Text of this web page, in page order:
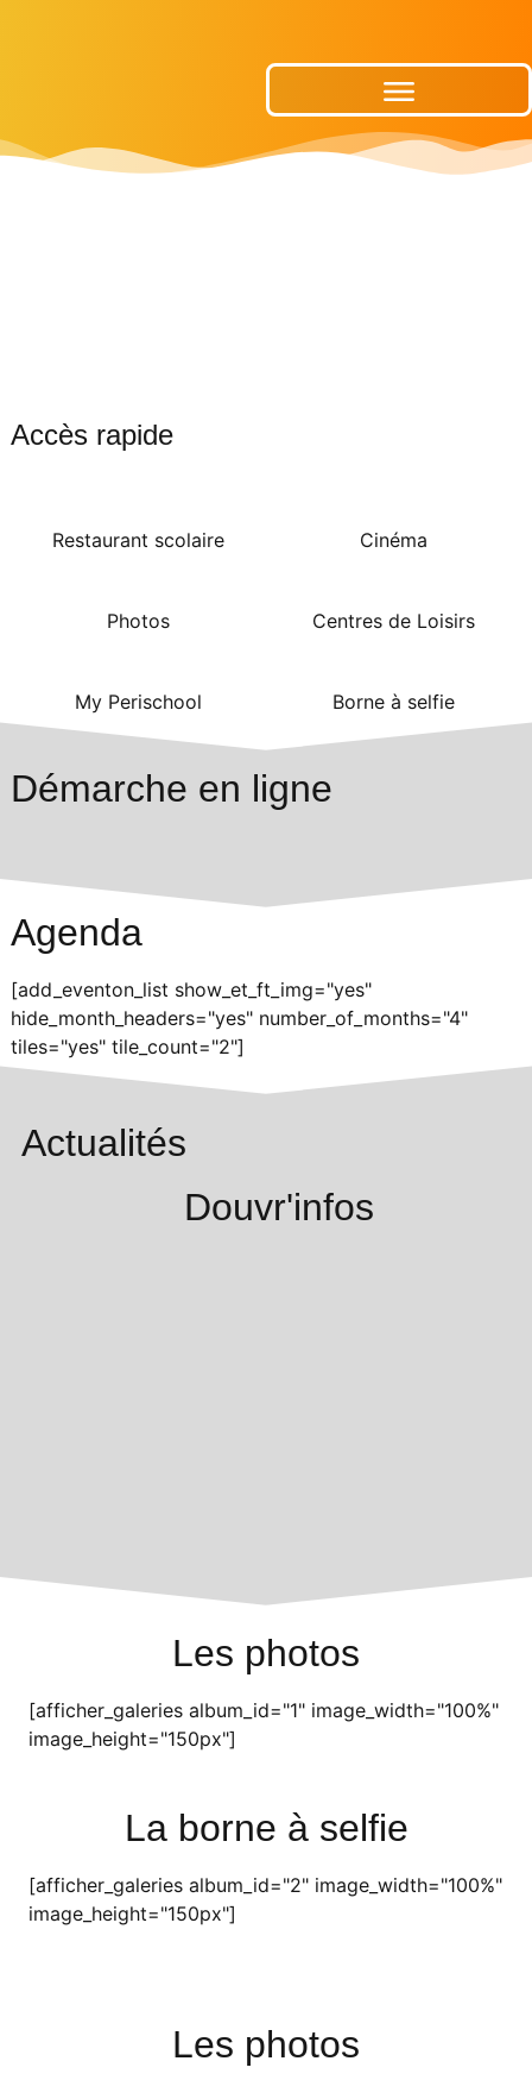
Accès rapide
Restaurant scolaire Cinéma
Photos Centres de Loisirs
My Perischool Borne à selfie
Démarche en ligne
Agenda
[add_eventon_list show_et_ft_img="yes"
hide_month_headers="yes" number_of_months="4"
tiles="yes" tile_count="2"]
Actualités
Douvr'infos
Les photos
[afficher_galeries album_id="1" image_width="100%"
image_height="150px"]
La borne à selfie
[afficher_galeries album_id="2" image_width="100%"
image_height="150px"]
Les photos